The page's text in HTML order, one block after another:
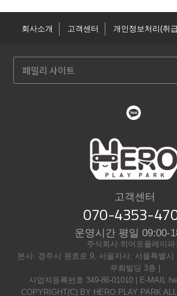
회사소개 고객센터 개인정보처리(취
고객센터
070-4353-
운영시간 평일 09:00-
주식회사 히어로플레이파
본사: 경주시 원효로 9, 서울지사: 서울특별시
우희빌딩 3층 |
사업자등록번호 349-86-01010 | E-MAIL
COPYRIGHT(C) BY HERO PLAY PARK